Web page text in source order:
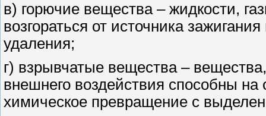
в) горючие вещества – жидкости,
возгораться от источника
удаления;
г) взрывчатые вещества –
внешнего воздействия способны
химическое превращение с